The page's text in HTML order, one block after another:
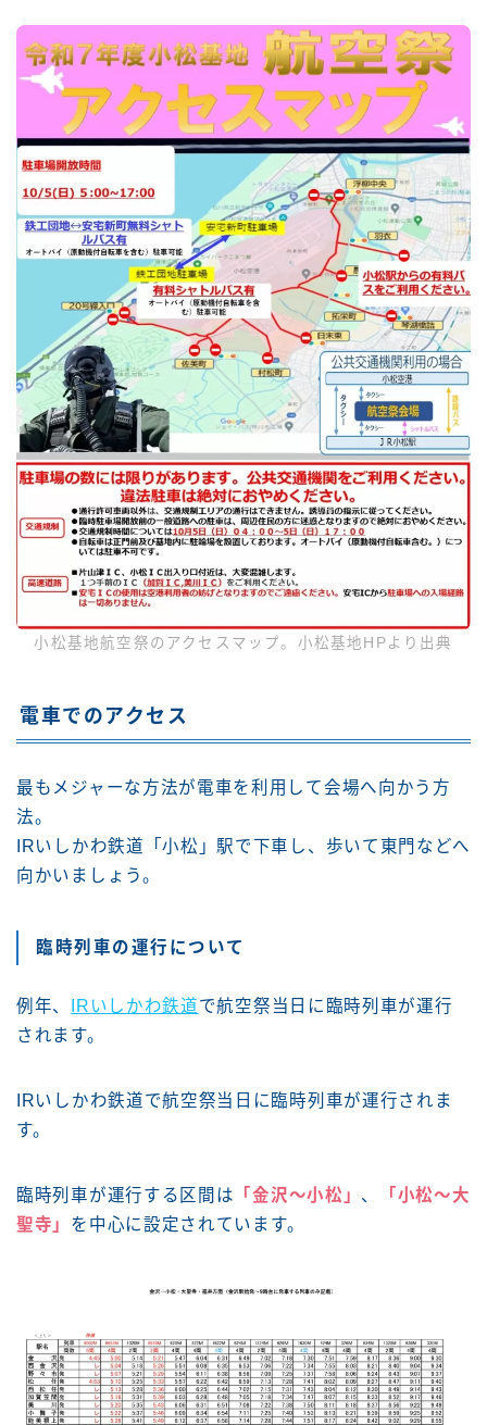
小松基地航空祭のアクセスマップ。小松基地HPより出典
電車でのアクセス
最もメジャーな方法が電車を利用して会場へ向かう方
法。
IRいしかわ鉄道「小松」駅で下車し、歩いて東門などへ
向かいましょう。
臨時列車の運行について
例年、 IRいしかわ鉄道で航空祭当日に臨時列車が運行
されます。
IRいしかわ鉄道で航空祭当日に臨時列車が運行されま
す。
臨時列車が運行する区間は 「金沢〜小松」 、
「小松〜大
聖寺」 を中心に設定されています。